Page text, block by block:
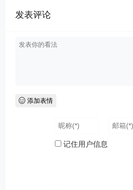
发表评论
添加表情
记住用户信息